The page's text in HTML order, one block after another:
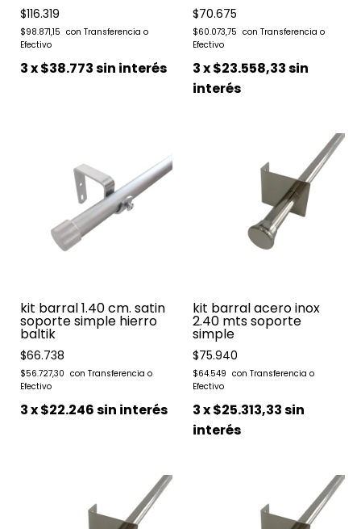
$116.319
$98.871,15
3x$38.773sin interés
$70.675
$60.073,75
3x$23.558,33sin
interés
kit barral 1.40 cm. satin
soporte simple hierro
baltik
$66.738
$56.727,30
3x$22.246sin interés
kit barral acero inox
2.40 mts soporte
simple
$75.940
$64.549
3x$25.313,33sin
interés